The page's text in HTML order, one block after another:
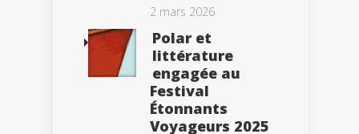
2 mars 2026
Polar et
littérature
engagée au
Festival
Étonnants
Voyageurs 2025